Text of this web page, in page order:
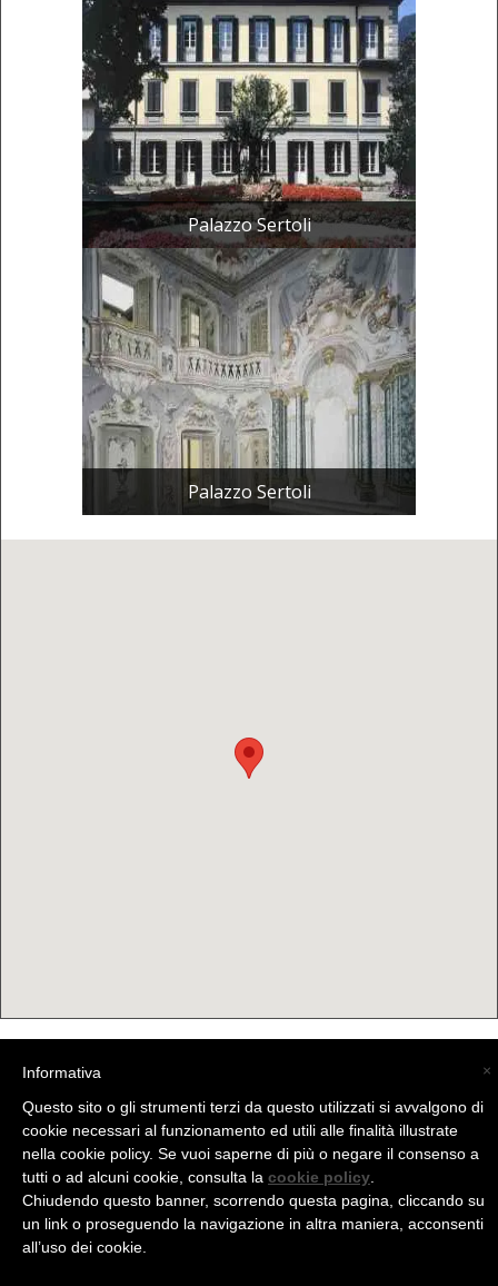
Palazzo Sertoli
Palazzo Sertoli
(C) La Valtellina - info@la-valtellina.com -
×
Informativa
Questo sito o gli strumenti terzi da questo utilizzati si avvalgono di
cookie necessari al funzionamento ed utili alle finalità illustrate
nella cookie policy. Se vuoi saperne di più o negare il consenso a
tutti o ad alcuni cookie, consulta la cookie policy
Chiudendo questo banner, scorrendo questa pagina, cliccando su
un link o proseguendo la navigazione in altra maniera, acconsenti
all’uso dei cookie.